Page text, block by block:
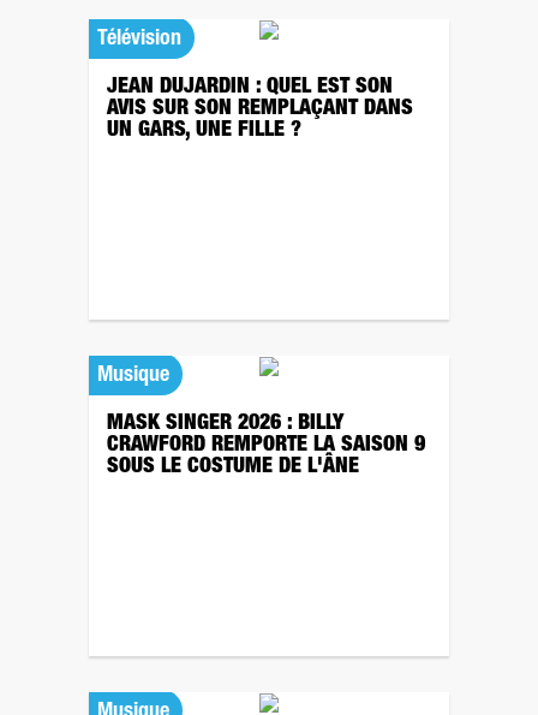
Télévision
JEAN DUJARDIN : QUEL EST SON
AVIS SUR SON REMPLAÇANT DANS
UN GARS, UNE FILLE ?
Musique
MASK SINGER 2026 : BILLY
CRAWFORD REMPORTE LA SAISON 9
SOUS LE COSTUME DE L'ÂNE